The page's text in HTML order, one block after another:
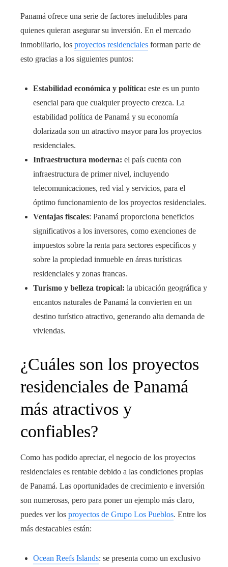
Panamá ofrece una serie de factores ineludibles para
quienes quieran asegurar su inversión. En el mercado
inmobiliario, los proyectos residenciales forman parte de
esto gracias a los siguientes puntos:
Estabilidad económica y política: este es un punto
esencial para que cualquier proyecto crezca. La
estabilidad política de Panamá y su economía
dolarizada son un atractivo mayor para los proyectos
residenciales.
Infraestructura moderna: el país cuenta con
infraestructura de primer nivel, incluyendo
telecomunicaciones, red vial y servicios, para el
óptimo funcionamiento de los proyectos residenciales.
Ventajas fiscales: Panamá proporciona beneficios
significativos a los inversores, como exenciones de
impuestos sobre la renta para sectores específicos y
sobre la propiedad inmueble en áreas turísticas
residenciales y zonas francas.
Turismo y belleza tropical: la ubicación geográfica y
encantos naturales de Panamá la convierten en un
destino turístico atractivo, generando alta demanda de
viviendas.
¿Cuáles son los proyectos
residenciales de Panamá
más atractivos y
confiables?
Como has podido apreciar, el negocio de los proyectos
residenciales es rentable debido a las condiciones propias
de Panamá. Las oportunidades de crecimiento e inversión
son numerosas, pero para poner un ejemplo más claro,
puedes ver los proyectos de Grupo Los Pueblos. Entre los
más destacables están:
Ocean Reefs Islands: se presenta como un exclusivo